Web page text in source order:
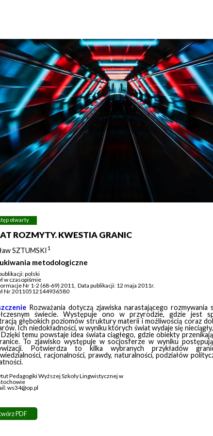
otwarty
ROZMYTY. KWESTIA GRANIC
SZTUMSKI 1
metodologiczne
polski
w czasopiśmie
Nr 1-2 (68-69) 2011 Data publikacji: 12 maja 2011r.
Nr 20110512144936580
Rozważania dotyczą zjawiska narastającego rozmywania
świecie. Występuje ono w przyrodzie, gdzie jest
głębokich poziomów struktury materii i możliwością coraz
Ich niedokładności, w wyniku których świat wydaje się
temu powstaje idea świata ciągłego, gdzie obiekty
To zjawisko występuje w socjosferze w wyniku
Potwierdza to kilka wybranych przykładów
racjonalności, prawdy, naturalności, podziałów
Pedagogiki Wyższej Szkoły Lingwistycznej w
ws34@op.pl
PDF